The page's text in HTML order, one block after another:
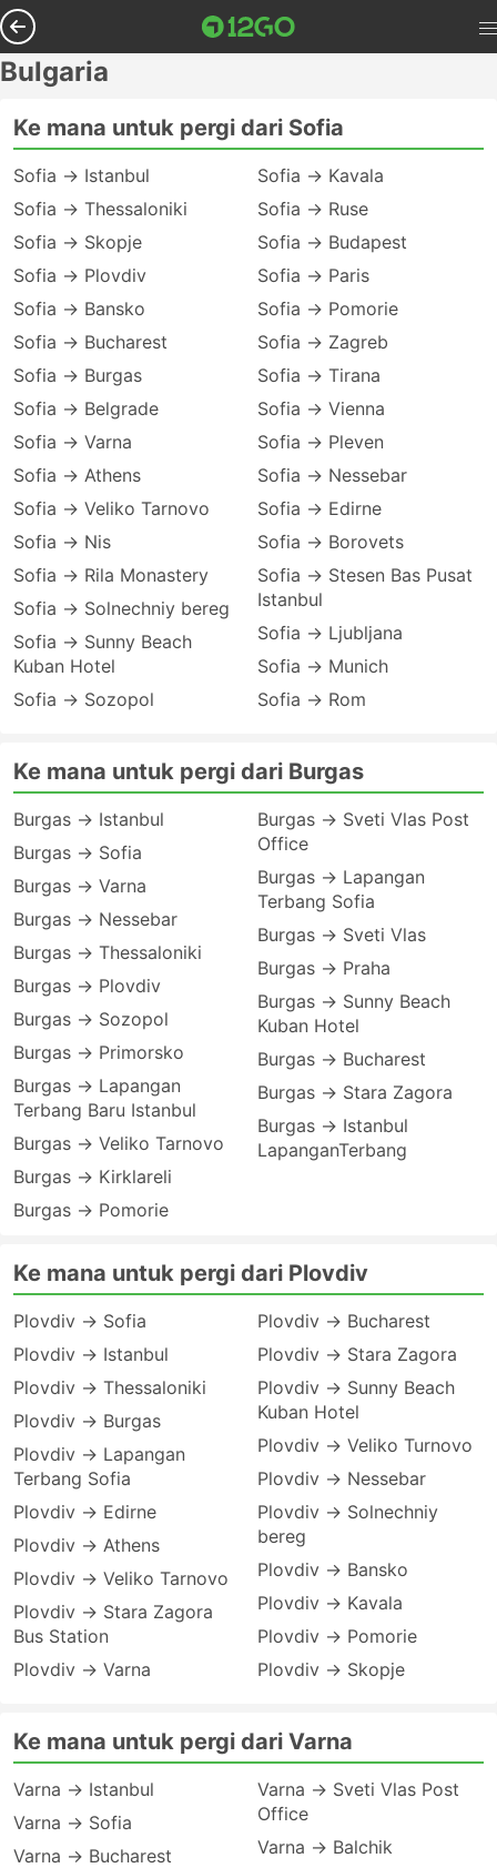
Bulgaria
Ke mana untuk pergi dari Sofia
Sofia → Istanbul
Sofia → Thessaloniki
Sofia → Skopje
Sofia → Plovdiv
Sofia → Bansko
Sofia → Bucharest
Sofia → Burgas
Sofia → Belgrade
Sofia → Varna
Sofia → Athens
Sofia → Veliko Tarnovo
Sofia → Nis
Sofia → Rila Monastery
Sofia → Solnechniy bereg
Sofia → Sunny Beach
Kuban Hotel
Sofia → Sozopol
Sofia → Kavala
Sofia → Ruse
Sofia → Budapest
Sofia → Paris
Sofia → Pomorie
Sofia → Zagreb
Sofia → Tirana
Sofia → Vienna
Sofia → Pleven
Sofia → Nessebar
Sofia → Edirne
Sofia → Borovets
Sofia → Stesen Bas Pusat
Istanbul
Sofia → Ljubljana
Sofia → Munich
Sofia → Rom
Ke mana untuk pergi dari Burgas
Burgas → Istanbul
Burgas → Sofia
Burgas → Varna
Burgas → Nessebar
Burgas → Thessaloniki
Burgas → Plovdiv
Burgas → Sozopol
Burgas → Primorsko
Burgas → Lapangan
Terbang Baru Istanbul
Burgas → Veliko Tarnovo
Burgas → Kirklareli
Burgas → Pomorie
Burgas → Sveti Vlas Post
Office
Burgas → Lapangan
Terbang Sofia
Burgas → Sveti Vlas
Burgas → Praha
Burgas → Sunny Beach
Kuban Hotel
Burgas → Bucharest
Burgas → Stara Zagora
Burgas → Istanbul
LapanganTerbang
Ke mana untuk pergi dari Plovdiv
Plovdiv → Sofia
Plovdiv → Istanbul
Plovdiv → Thessaloniki
Plovdiv → Burgas
Plovdiv → Lapangan
Terbang Sofia
Plovdiv → Edirne
Plovdiv → Athens
Plovdiv → Veliko Tarnovo
Plovdiv → Stara Zagora
Bus Station
Plovdiv → Varna
Plovdiv → Bucharest
Plovdiv → Stara Zagora
Plovdiv → Sunny Beach
Kuban Hotel
Plovdiv → Veliko Turnovo
Plovdiv → Nessebar
Plovdiv → Solnechniy
bereg
Plovdiv → Bansko
Plovdiv → Kavala
Plovdiv → Pomorie
Plovdiv → Skopje
Ke mana untuk pergi dari Varna
Varna → Istanbul
Varna → Sofia
Varna → Bucharest
Varna → Sveti Vlas Post
Office
Varna → Balchik